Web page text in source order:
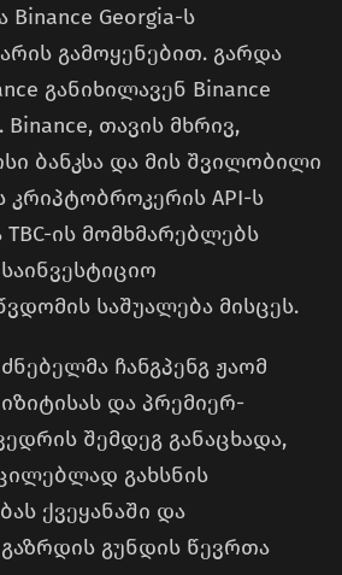
Georgia-ს
გამოყენებით. გარდა
განიხილავენ Binance
Binance, თავის მხრივ,
ბანკსა და მის შვილობილი
კრიპტობროკერის API-ს
ის მომხმარებლებს
საშუალება მისცეს.
ჩანგპენგ ჟაომ
და პრემიერ-
შემდეგ განაცხადა,
გახსნის
ქვეყანაში და
გუნდის წევრთა